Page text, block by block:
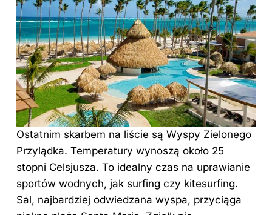
Ostatnim skarbem na liście są Wyspy Zielonego
Przylądka. Temperatury wynoszą około 25
stopni Celsjusza. To idealny czas na uprawianie
sportów wodnych, jak surfing czy kitesurfing.
Sal, najbardziej odwiedzana wyspa, przyciąga